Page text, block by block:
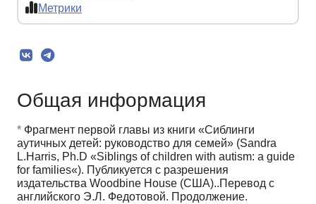
Метрики
Общая информация
* Фрагмент первой главы из книги «Сиблинги
аутичных детей: руководство для семей» (Sandra
L.Harris, Ph.D «Siblings of children with autism: a guide
for families«). Публикуется с разрешения
издательства Woodbine House (США)..Перевод с
английского Э.Л. Федотовой. Продолжение.